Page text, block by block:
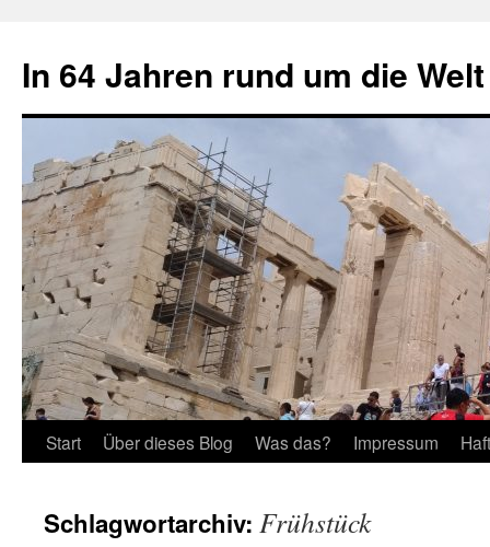
springen
In 64 Jahren rund um die Welt
Start Über dieses Blog Was das? Impressum
Schlagwortarchiv: Frühstück